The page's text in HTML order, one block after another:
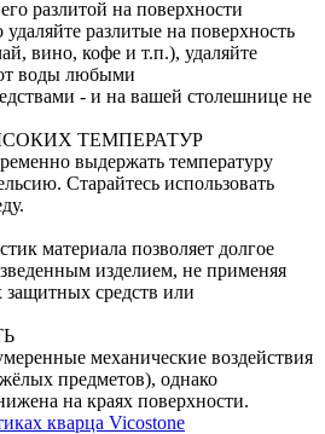
разлитой на поверхности
разлитые на поверхность
вино, кофе и т.п.), удаляйте
воды любыми
- и на вашей столешнице не
ТЕМПЕРАТУР
выдержать температуру
Старайтесь использовать
материала позволяет долгое
изделием, не применяя
средств или
механические воздействия
предметов), однако
на краях поверхности.
кварца Vicostone